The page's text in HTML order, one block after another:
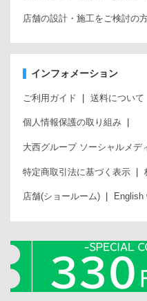
店舗の設計・施工をご検討の
インフォメーション
ご利用ガイド 送料について
個人情報保護の取り組み
大西グループ ソーシャルメデ
特定商取引法に基づく表示
店舗(ショールーム) English